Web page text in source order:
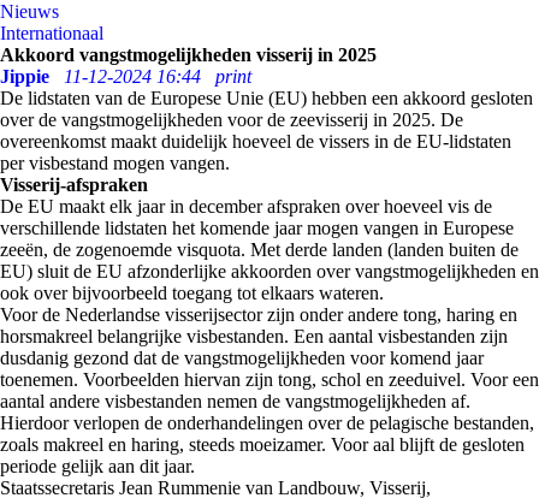
Nieuws
Internationaal
Akkoord vangstmogelijkheden visserij in 2025
Jippie
11-12-2024 16:44
print
De lidstaten van de Europese Unie (EU) hebben een akkoord gesloten
over de vangstmogelijkheden voor de zeevisserij in 2025. De
overeenkomst maakt duidelijk hoeveel de vissers in de EU-lidstaten
per visbestand mogen vangen.
Visserij-afspraken
De EU maakt elk jaar in december afspraken over hoeveel vis de
verschillende lidstaten het komende jaar mogen vangen in Europese
zeeën, de zogenoemde visquota. Met derde landen (landen buiten de
EU) sluit de EU afzonderlijke akkoorden over vangstmogelijkheden en
ook over bijvoorbeeld toegang tot elkaars wateren.
Voor de Nederlandse visserijsector zijn onder andere tong, haring en
horsmakreel belangrijke visbestanden. Een aantal visbestanden zijn
dusdanig gezond dat de vangstmogelijkheden voor komend jaar
toenemen. Voorbeelden hiervan zijn tong, schol en zeeduivel. Voor een
aantal andere visbestanden nemen de vangstmogelijkheden af.
Hierdoor verlopen de onderhandelingen over de pelagische bestanden,
zoals makreel en haring, steeds moeizamer. Voor aal blijft de gesloten
periode gelijk aan dit jaar.
Staatssecretaris Jean Rummenie van Landbouw, Visserij,